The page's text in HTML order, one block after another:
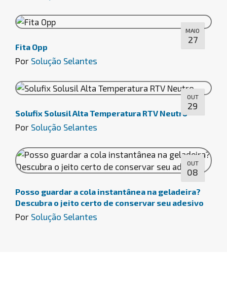
MAIO
27
Fita Opp
Por Solução Selantes
OUT
29
Solufix Solusil Alta Temperatura RTV Neutro
Por Solução Selantes
OUT
08
Posso guardar a cola instantânea na geladeira?
Descubra o jeito certo de conservar seu adesivo
Por Solução Selantes